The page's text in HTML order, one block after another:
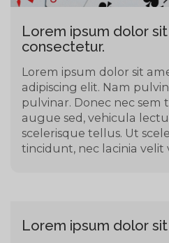
Lorem ipsum dolor
consectetur.
Lorem ipsum dolor sit
adipiscing elit. Nam
pulvinar. Donec nec sem
augue sed, vehicula
scelerisque tellus. Ut
tincidunt, nec lacinia velit
Lorem ipsum dolor